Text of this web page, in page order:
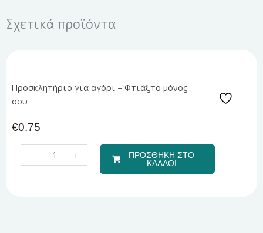
Σχετικά προϊόντα
Προσκλητήριο για αγόρι – Φτιάξτο μόνος
σου
€0.75
-
Μπομπονιέρα
Υγρής
+
ΠΡΟΣΘΗΚΗ ΣΤΟ
ΚΑΛΑΘΙ